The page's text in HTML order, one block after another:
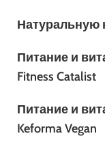
Натуральную
Питание и
Fitness Catalist
Питание и
Keforma Vegan